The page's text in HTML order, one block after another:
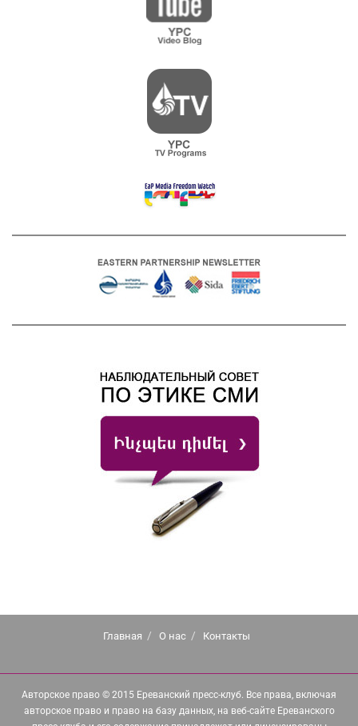
Главная О нас Контакты
Авторское право © 2015 Ереванский пресс-клуб. Все права, включая
авторское право и право на базу данных, на веб-сайте Ереванского